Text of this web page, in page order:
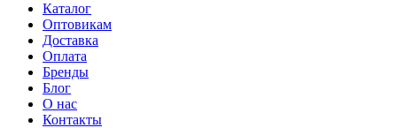
Каталог
Оптовикам
Доставка
Оплата
Бренды
Блог
О нас
Контакты